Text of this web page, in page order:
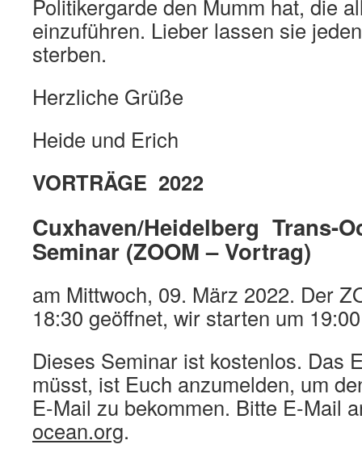
Politikergarde den Mumm hat, die
einzuführen. Lieber lassen sie
sterben.
Herzliche Grüße
Heide und Erich
VORTRÄGE 2022
Cuxhaven/Heidelberg Trans-
Seminar (ZOOM – Vortrag)
am Mittwoch, 09. März 2022. Der
18:30 geöffnet, wir starten um
Dieses Seminar ist kostenlos. Das
müsst, ist Euch anzumelden, um
E-Mail zu bekommen. Bitte E-Mail
ocean.org.